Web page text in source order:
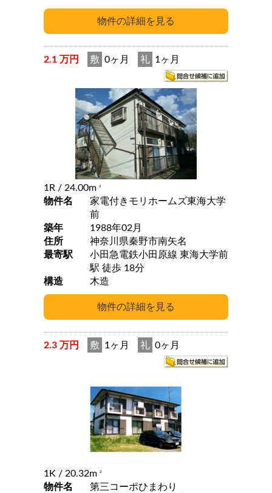
2.1 万円 敷 0ヶ月 礼 1ヶ月
1R / 24.00m 2
物件名
家電付きモリホームズ東海大学
前
築年
1988年02月
住所
神奈川県秦野市南矢名
最寄駅
小田急電鉄小田原線 東海大学前
駅 徒歩 18分
構造
木造
2.3 万円 敷 1ヶ月 礼 0ヶ月
1K / 20.32m 2
物件名
第三コーポひまわり